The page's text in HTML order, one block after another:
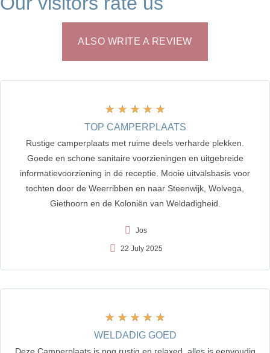
ALSO WRITE A REVIEW
★ ★ ★ ★ ★
TOP CAMPERPLAATS
Rustige camperplaats met ruime deels verharde plekken.
Goede en schone sanitaire voorzieningen en uitgebreide
informatievoorziening in de receptie. Mooie uitvalsbasis voor
tochten door de Weerribben en naar Steenwijk, Wolvega,
Giethoorn en de Koloniën van Weldadigheid.
Jos
22 July 2025
★ ★ ★ ★ ★
WELDADIG GOED